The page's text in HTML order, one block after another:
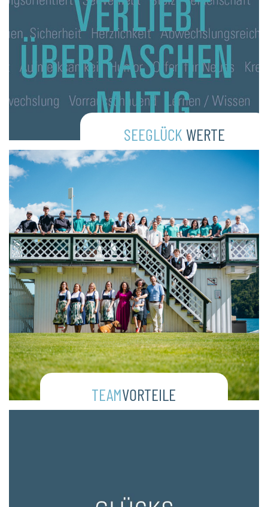
SEEGLÜCK WERTE
TEAMVORTEILE